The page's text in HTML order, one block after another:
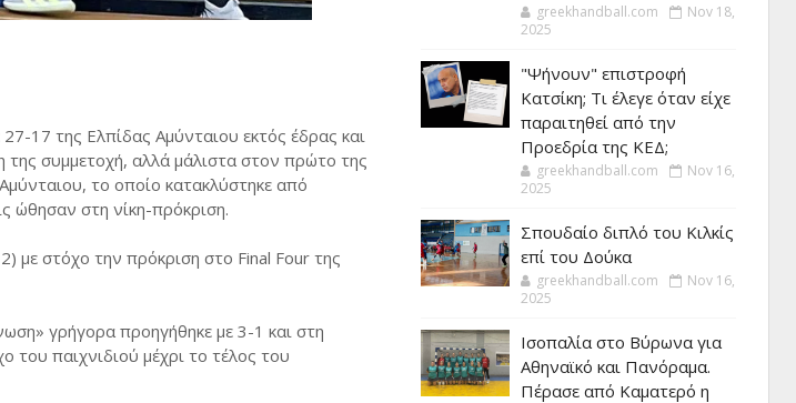
17 της Ελπίδας Αμύνταιου εκτός έδρας και
συμμετοχή, αλλά μάλιστα στον πρώτο της
το οποίο κατακλύστηκε από
ώθησαν στη νίκη-πρόκριση.
με στόχο την πρόκριση στο Final Four της
γρήγορα προηγήθηκε με 3-1 και στη
παιχνιδιού μέχρι το τέλος του
greekhandball.com
Nov 18,
2025
"Ψήνουν" επιστροφή
Κατσίκη; Τι έλεγε όταν είχε
παραιτηθεί από την
Προεδρία της ΚΕΔ;
greekhandball.com
Nov 16,
2025
Σπουδαίο διπλό του Κιλκίς
επί του Δούκα
greekhandball.com
Nov 16,
2025
Ισοπαλία στο Βύρωνα για
Αθηναϊκό και Πανόραμα.
Πέρασε από Καματερό η